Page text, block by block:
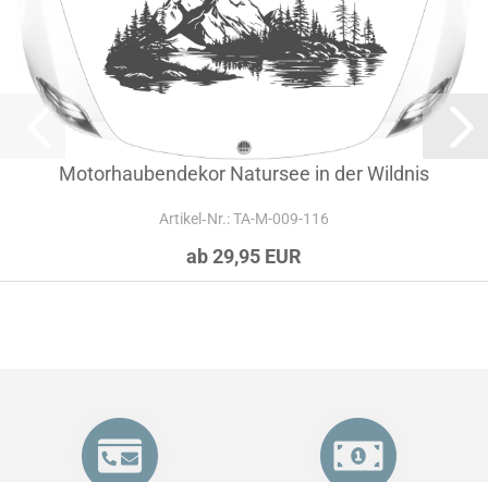
Motorhaubendekor Natursee in der Wildnis
Artikel‑Nr.: TA-M-009-116
ab 29,95 EUR